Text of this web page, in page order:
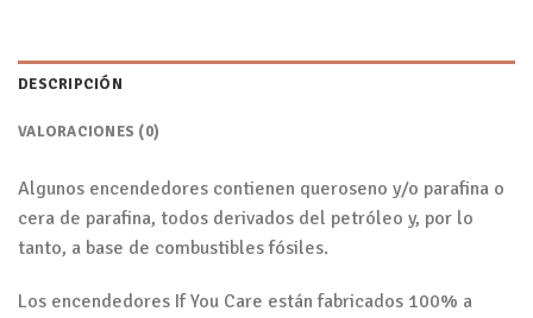
DESCRIPCIÓN
VALORACIONES (0)
Algunos encendedores contienen queroseno y/o parafina o
cera de parafina, todos derivados del petróleo y, por lo
tanto, a base de combustibles fósiles.
Los encendedores If You Care están fabricados 100% a